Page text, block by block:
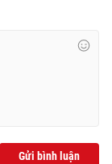
Gửi bình luận